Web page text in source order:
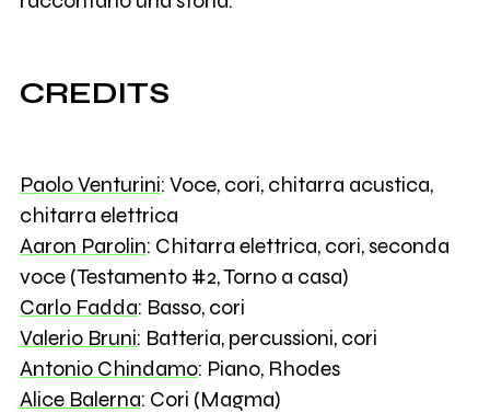
CREDITS
Paolo Venturini: Voce, cori, chitarra acustica,
chitarra elettrica
Aaron Parolin: Chitarra elettrica, cori, seconda
voce (Testamento #2, Torno a casa)
Carlo Fadda: Basso, cori
Valerio Bruni: Batteria, percussioni, cori
Antonio Chindamo: Piano, Rhodes
Alice Balerna: Cori (Magma)